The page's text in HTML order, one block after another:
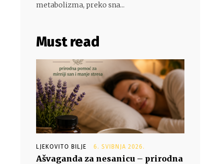
metabolizma, preko sna...
Must read
LJEKOVITO BILJE 6. SVIBNJA 2026.
Ašvaganda za nesanicu – prirodna